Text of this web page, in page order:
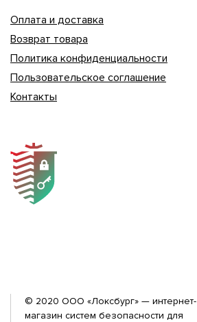
Оплата и доставка
Возврат товара
Политика конфиденциальности
Пользовательское соглашение
Контакты
© 2020 ООО «Локсбург» — интернет-
магазин систем безопасности для